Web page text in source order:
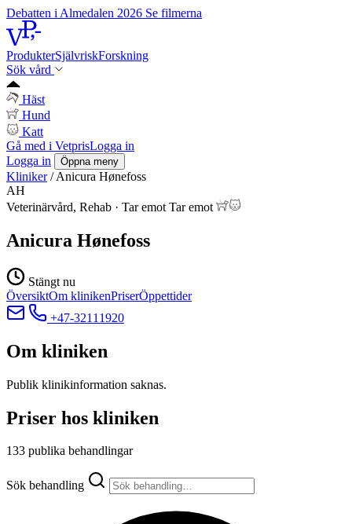
Debatten i Almedalen 2026 Se filmerna
ProdukterSjälvriskForskning
Sök vård
Häst
Hund
Katt
Gå med i VetprisLogga in
Logga in
Öppna meny
Kliniker / Anicura Hønefoss
AH
Veterinärvård, Rehab · Tar emot Tar emot
Anicura Hønefoss
Stängt nu
ÖversiktOm klinikenPriserÖppettider
+47-32111920
Om kliniken
Publik klinikinformation saknas.
Priser hos kliniken
133 publika behandlingar
Sök behandling